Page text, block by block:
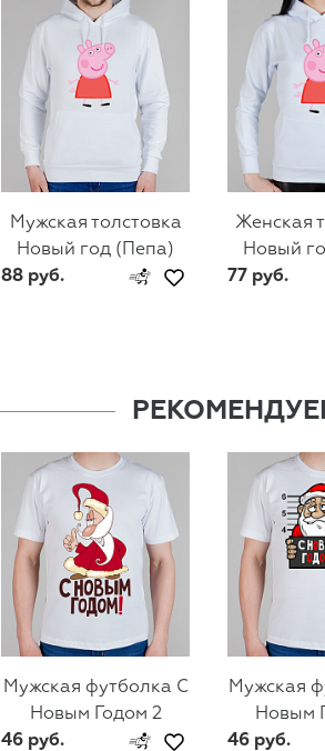
Мужская толстовка
Новый год (Пепа)
88 руб.
Женская
Новый
77 руб.
Мужская футболка С
Новым Годом 2
46 руб.
Мужская
Новым
46 руб.